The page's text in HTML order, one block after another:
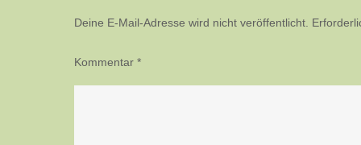
Deine E-Mail-Adresse wird nicht veröffentlicht.
Kommentar *